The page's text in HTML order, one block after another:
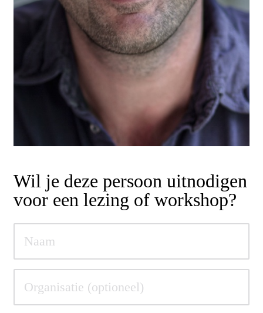
Wil je deze persoon uitnodigen
voor een lezing of workshop?